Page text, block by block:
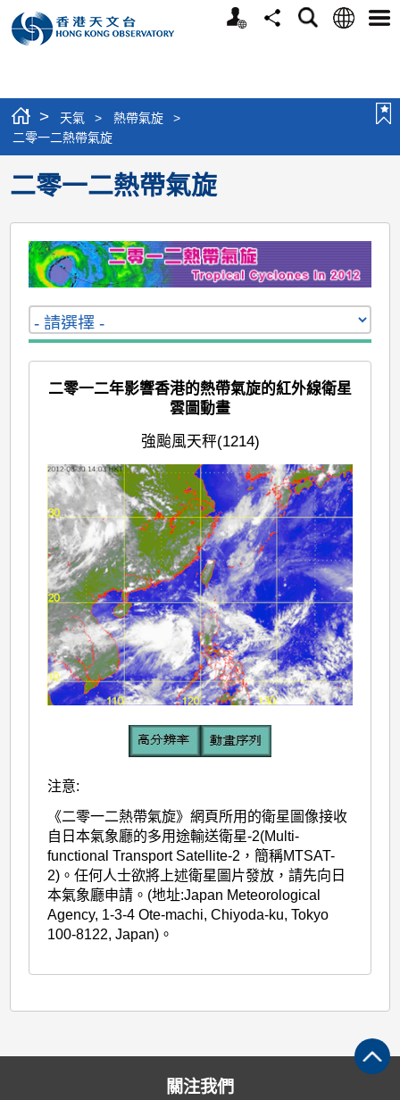
個
分
搜
語
選
> 天氣 > 熱帶氣旋
>
二零一二熱帶氣旋
二零一二熱帶氣旋
二零一二年影響香港的熱帶氣旋的紅外線衛星
雲圖動畫
強颱風天秤(1214)
注意:
《二零一二熱帶氣旋》網頁所用的衛星圖像接收
自日本氣象廳的多用途輸送衛星-2(Multi-
functional Transport Satellite-2，簡稱MTSAT-
2)。任何人士欲將上述衛星圖片發放，請先向日
本氣象廳申請。(地址:Japan Meteorological
Agency, 1-3-4 Ote-machi, Chiyoda-ku, Tokyo
100-8122, Japan)。
關注我們